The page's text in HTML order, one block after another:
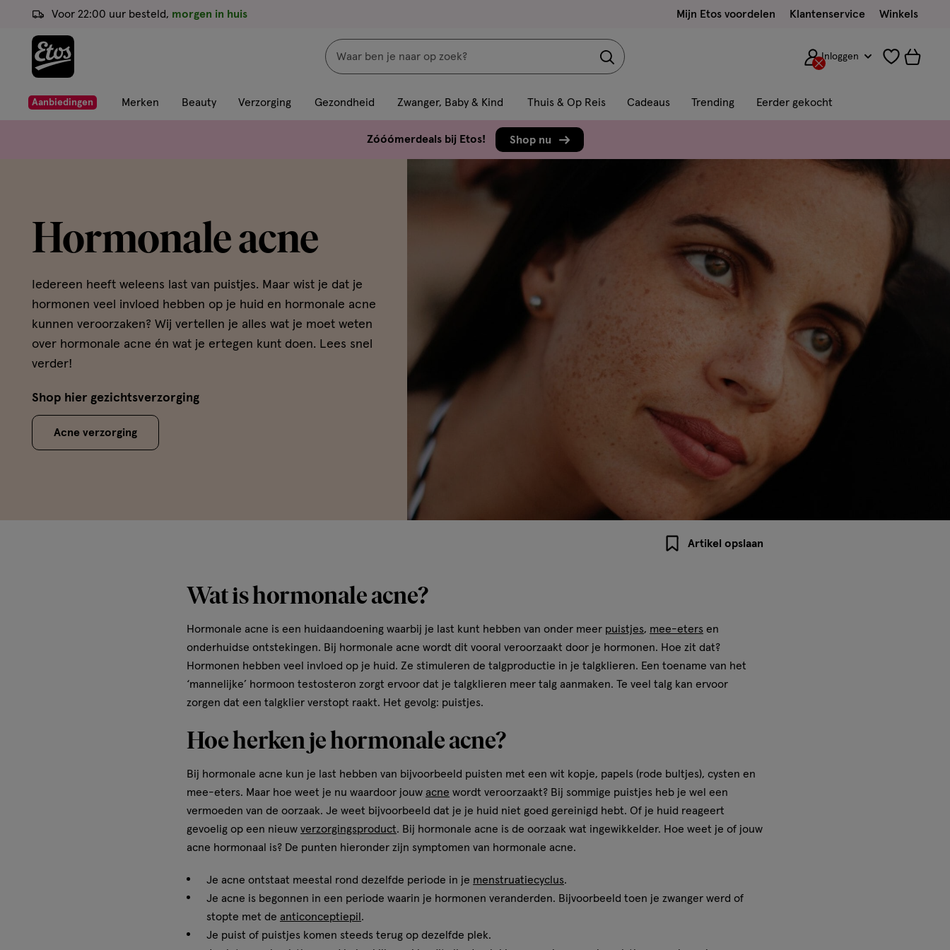
ga
de
hoofd
ga
naar
Voor 22:00 uur besteld, morgen in huis Mijn Etos voordelen Klantenservice Winkels
Zoeken
met
dit
Inloggen
Aanbiedingen Merken Beauty Verzorging Gezondheid Zwanger, Baby & Kind Thuis & Op Reis Cadeaus Trending Eerder gekocht
Zóóómerdeals bij Etos! Shop nu
Hormonale acne
Iedereen heeft weleens last van puistjes. Maar wist je dat je
hormonen veel invloed hebben op je huid en hormonale acne
kunnen veroorzaken? Wij vertellen je alles wat je moet weten
over hormonale acne én wat je ertegen kunt doen. Lees snel
verder!
Shop hier gezichtsverzorging
Acne verzorging
Artikel opslaan
Wat is hormonale acne?
Hormonale acne is een huidaandoening waarbij je last kunt hebben van onder meer puistjes, mee-eters en
onderhuidse ontstekingen. Bij hormonale acne wordt dit vooral veroorzaakt door je hormonen. Hoe zit dat?
Hormonen hebben veel invloed op je huid. Ze stimuleren de talgproductie in je talgklieren. Een toename van het
‘mannelijke’ hormoon testosteron zorgt ervoor dat je talgklieren meer talg aanmaken. Te veel talg kan ervoor
zorgen dat een talgklier verstopt raakt. Het gevolg: puistjes.
Hoe herken je hormonale acne?
Bij hormonale acne kun je last hebben van bijvoorbeeld puisten met een wit kopje, papels (rode bultjes), cysten en
mee-eters. Maar hoe weet je nu waardoor jouw acne wordt veroorzaakt? Bij sommige puistjes heb je wel een
vermoeden van de oorzaak. Je weet bijvoorbeeld dat je je huid niet goed gereinigd hebt. Of je huid reageert
gevoelig op een nieuw verzorgingsproduct. Bij hormonale acne is de oorzaak wat ingewikkelder. Hoe weet je of jouw
acne hormonaal is? De punten hieronder zijn symptomen van hormonale acne.
Je acne ontstaat meestal rond dezelfde periode in je menstruatiecyclus.
Je acne is begonnen in een periode waarin je hormonen veranderden. Bijvoorbeeld toen je zwanger werd of
stopte met de anticonceptiepil .
Je puist of puistjes komen steeds terug op dezelfde plek.